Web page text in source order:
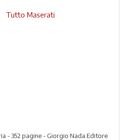
Tutto Maserati
- 352 pagine - Giorgio Nada Editore